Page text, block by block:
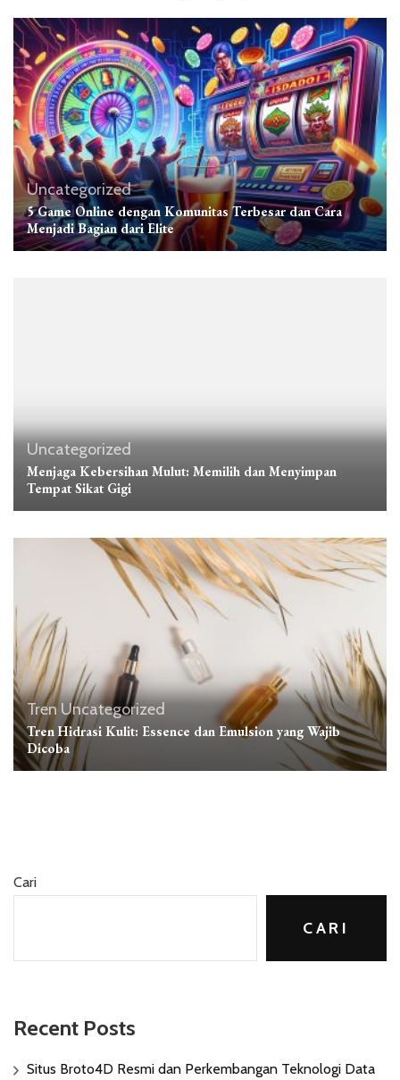
Uncategorized
5 Game Online dengan Komunitas Terbesar dan Cara
Menjadi Bagian dari Elite
Uncategorized
Menjaga Kebersihan Mulut: Memilih dan Menyimpan
Tempat Sikat Gigi
Tren Uncategorized
Tren Hidrasi Kulit: Essence dan Emulsion yang Wajib
Dicoba
Cari
CARI
Recent Posts
Situs Broto4D Resmi dan Perkembangan Teknologi Data